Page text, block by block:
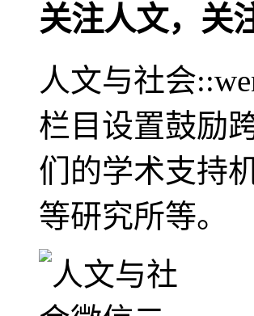
关注人文，关
人文与社会
栏目设置鼓励
们的学术支持
等研究所等。